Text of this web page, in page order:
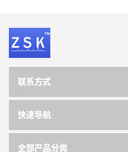
联系方式
快速导航
全部产品分类